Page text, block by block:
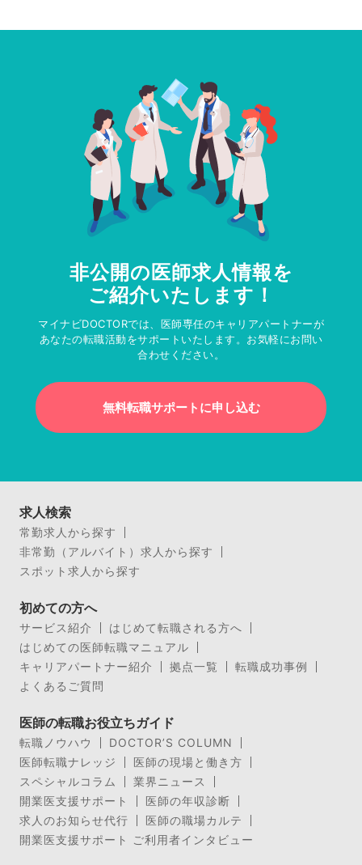
非公開の医師求人情報を
ご紹介いたします！
マイナビDOCTORでは、医師専任のキャリアパートナーが
あなたの転職活動をサポートいたします。お気軽にお問い
合わせください。
無料転職サポートに申し込む
求人検索
常勤求人から探す
非常勤（アルバイト）求人から探す
スポット求人から探す
初めての方へ
サービス紹介
はじめて転職される方へ
はじめての医師転職マニュアル
キャリアパートナー紹介
拠点一覧
転職成功事例
よくあるご質問
医師の転職お役立ちガイド
転職ノウハウ
DOCTOR’S COLUMN
医師転職ナレッジ
医師の現場と働き方
スペシャルコラム
業界ニュース
開業医支援サポート
医師の年収診断
求人のお知らせ代行
医師の職場カルテ
開業医支援サポート ご利用者インタビュー